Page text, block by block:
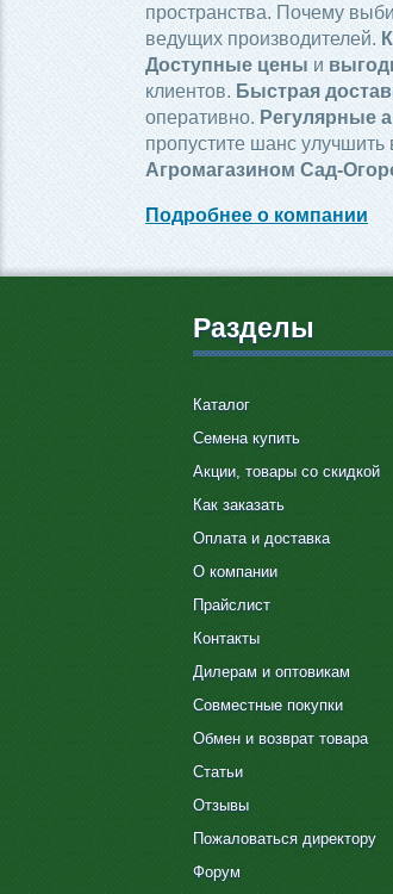
пространства. Почему
ведущих производителей.
Доступные цены и
клиентов. Быстрая
оперативно. Регулярные
пропустите шанс
Агромагазином Сад-
Подробнее о компании
Разделы
Каталог
Семена купить
Акции, товары со скидкой
Как заказать
Оплата и доставка
О компании
Прайслист
Контакты
Дилерам и оптовикам
Совместные покупки
Обмен и возврат товара
Статьи
Отзывы
Пожаловаться директору
Форум